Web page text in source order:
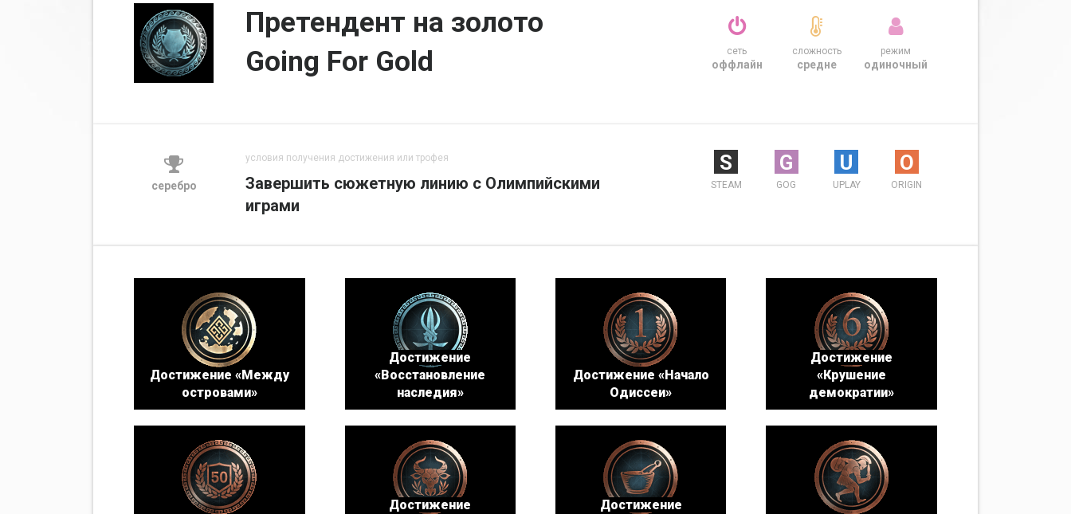
Претендент на золото
Going For Gold
сеть
оффлайн
сложность
средне
режим
одиночный
серебро
условия получения достижения или трофея
Завершить сюжетную линию с Олимпийскими
играми
S
STEAM
G
GOG
U
UPLAY
O
ORIGIN
Достижение «Между
островами»
Достижение
«Восстановление
наследия»
Достижение «Начало
Одиссеи»
Достижение
«Крушение
демократии»
Достижение
Достижение